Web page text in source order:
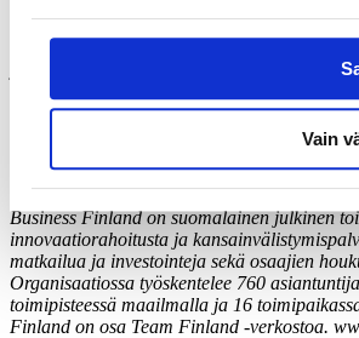
Vain
Jussi Mäntynen, General Manager, Unikie
+1 669 207 9954
Maria Arruda, Head of Communications,
+358 40 093 3913
Business Finland on suomalainen julkinen
innovaatiorahoitusta ja
matkailua ja investointeja sekä osaajien
Organisaatiossa työskentelee 760
toimipisteessä maailmalla ja 16
Finland on osa Team Finland -verkostoa.